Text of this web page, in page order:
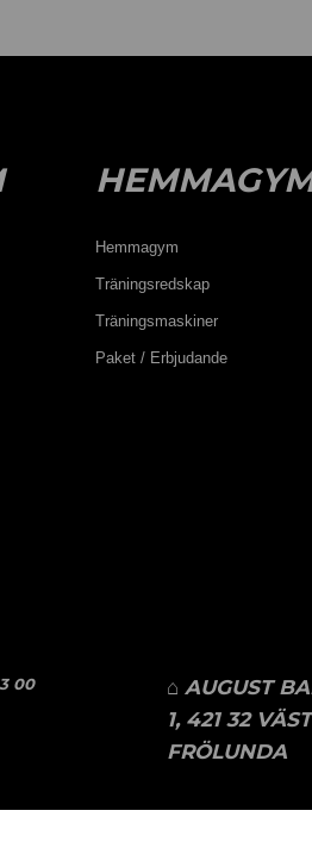
Hemmagym
Träningsredskap
Träningsmaskiner
Paket / Erbjudande
00
⌂ AUGUST
1, 421 32
FRÖLUNDA